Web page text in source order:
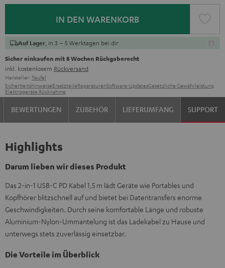
IN DEN WARENKORB
Auf Lager , in 3 – 5 Werktagen bei dir
Sicher einkaufen mit 8 Wochen Rückgaberecht
inkl. kostenlosem Rückversand
Hersteller: Teufel
SicherheitshinweiseErsatzteileReparaturenSoftware-UpdatesGesetzliche Gewährleistung
Elektrogeräte Rücknahme
BEWERTUNGEN ZUBEHÖR LIEFERUMFANG SUPPORT
Highlights
Darum lieben wir dieses Produkt
Das 2-in-1 USB-C PD Kabel 1,5 m lädt Geräte wie Portables und
Kopfhörer blitzschnell auf und bietet bei Datentransfers enorme
Geschwindigkeiten. Durch seine komfortable Länge und robuste
Aluminium-Nylon-Ummantelung ist das Ladekabel zu Hause und
unterwegs stets zuverlässig einsetzbar.
Die Vorteile im Überblick